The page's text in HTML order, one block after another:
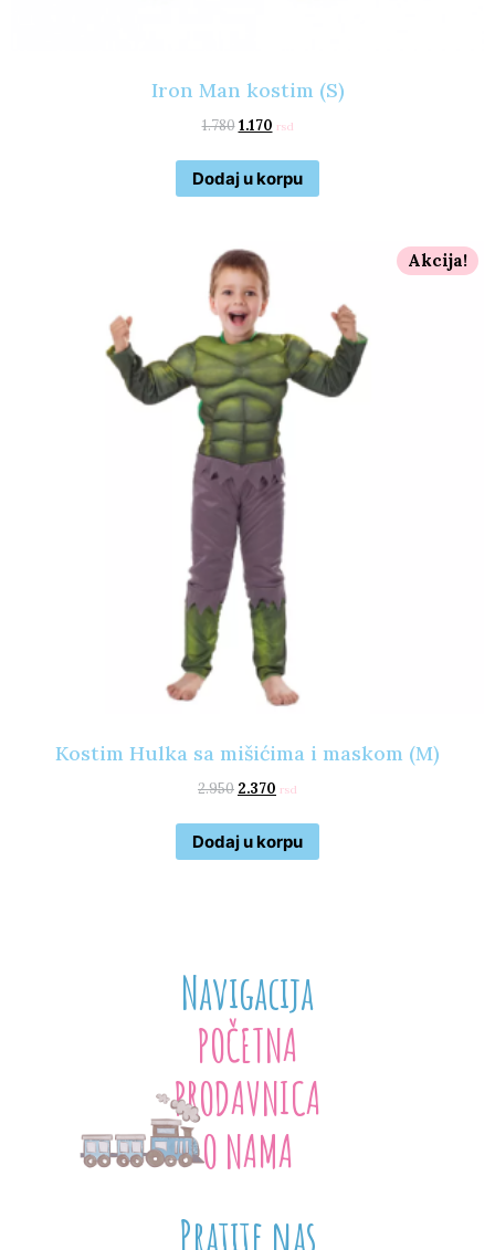
Iron Man kostim (S)
1.780 1.170 rsd
Dodaj u korpu
Akcija!
Kostim Hulka sa mišićima i maskom (M)
2.950 2.370 rsd
Dodaj u korpu
Navigacija
POČETNA
PRODAVNICA
O NAMA
Pratite nas